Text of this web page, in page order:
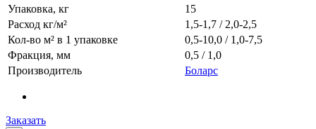
Упаковка, кг
15
Расход кг/м²
1,5-1,7 / 2,0-2,5
Кол-во м² в 1 упаковке
0,5-10,0 / 1,0-7,5
Фракция, мм
0,5 / 1,0
Производитель
Боларс
Заказать